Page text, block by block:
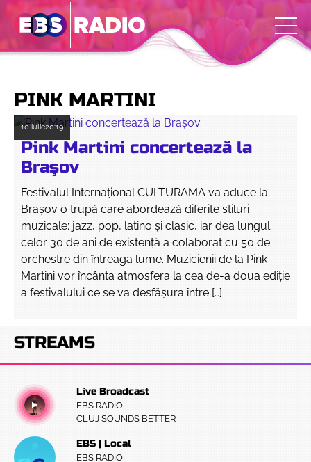
PINK MARTINI
10 iulie20:19
Pink Martini concertează la
Braşov
Festivalul Internaţional CULTURAMA va aduce la
Braşov o trupă care abordează diferite stiluri
muzicale: jazz, pop, latino şi clasic, iar dea lungul
celor 30 de ani de existenţă a colaborat cu 50 de
orchestre din întreaga lume. Muzicienii de la Pink
Martini vor încânta atmosfera la cea de-a doua ediţie
a festivalului ce se va desfăşura între […]
STREAMS
Live Broadcast
EBS RADIO
CLUJ SOUNDS BETTER
EBS | Local
EBS RADIO